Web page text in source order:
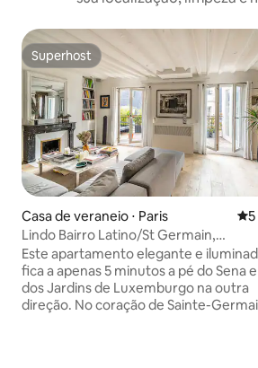
Superhost
Superhost
Casa de veraneio ⋅ Paris 55
Lindo Bairro Latino/St Germain,
totalmente renovado
Este apartamento elegante e
fica a apenas 5 minutos a pé do Sena e
dos Jardins de Luxemburgo na outra
direção. No coração de Sainte-